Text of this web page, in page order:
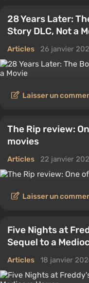
28 Years Later:
Story DLC, Not a
Articles 26 janvier
Laisser un
The Rip review:
movies
Articles 22 janvier
Laisser un
Five Nights at
Sequel to a
Articles 18 janvier